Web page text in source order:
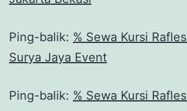
Ping-balik: % Sewa Kursi
Surya Jaya Event
Ping-balik: % Sewa Kursi